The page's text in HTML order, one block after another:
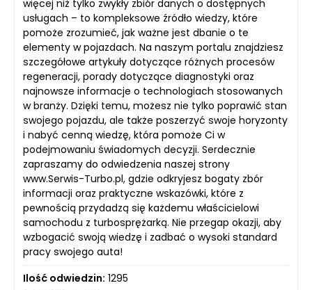
więcej niż tylko zwykły zbiór danych o dostępnych
usługach – to kompleksowe źródło wiedzy, które
pomoże zrozumieć, jak ważne jest dbanie o te
elementy w pojazdach. Na naszym portalu znajdziesz
szczegółowe artykuły dotyczące różnych procesów
regeneracji, porady dotyczące diagnostyki oraz
najnowsze informacje o technologiach stosowanych
w branży. Dzięki temu, możesz nie tylko poprawić stan
swojego pojazdu, ale także poszerzyć swoje horyzonty
i nabyć cenną wiedzę, która pomoże Ci w
podejmowaniu świadomych decyzji. Serdecznie
zapraszamy do odwiedzenia naszej strony
www.Serwis-Turbo.pl, gdzie odkryjesz bogaty zbór
informacji oraz praktyczne wskazówki, które z
pewnością przydadzą się każdemu właścicielowi
samochodu z turbosprężarką. Nie przegap okazji, aby
wzbogacić swoją wiedzę i zadbać o wysoki standard
pracy swojego auta!
Ilość odwiedzin: 1295